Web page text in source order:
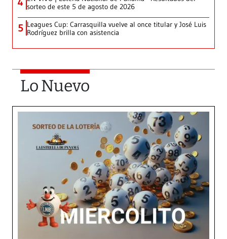
sorteo de este 5 de agosto de 2026
5 Leagues Cup: Carrasquilla vuelve al once titular y José Luis
Rodríguez brilla con asistencia
Lo Nuevo